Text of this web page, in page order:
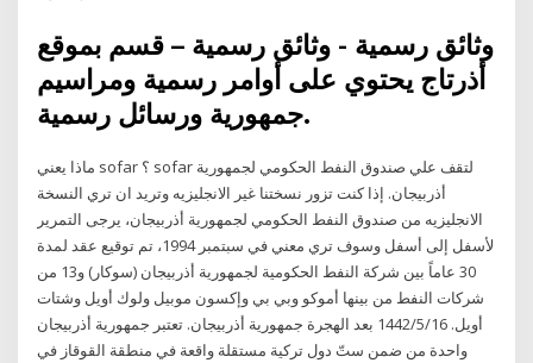
وثائق رسمية - وثائق رسمية – قسم بموقع
أذرتاج يحتوي على أوامر رسمية ومراسيم
جمهورية ورسائل رسمية.
ماذا يعني sofar ؟ sofar لتقف علي صندوق النفط الحكومي لجمهورية
أذربيجان. إذا كنت تزور نسختنا غير الانجليزيه وتريد ان تري النسخة
الانجليزيه من صندوق النفط الحكومي لجمهورية أذربيجان، يرجى التمرير
لأسفل إلى أسفل وسوف تري معني في سبتمبر 1994، تم توقيع عقد لمدة
30 عاماً بين شركة النفط الحكومية لجمهورية أذربيجان (سوكار) و13 من
شركات النفط من بينها أموكو وبي بي وإكسون موبيل ولوك أويل وشتات
أويل. 16‏‏/5‏‏/1442 بعد الهجرة جمهورية أذربيجان. تعتبر جمهورية أذربيجان
واحدة من ضمن ستّ دول تركية مستقلة واقعة في منطقة القوقاز في